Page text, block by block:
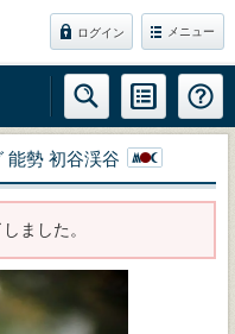
ログイン メニュー
能勢 初谷渓谷
ました。